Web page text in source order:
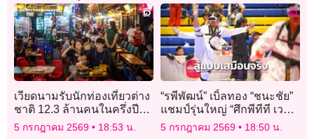
เวียดนามรับนักท่องเที่ยวต่าง
ชาติ 12.3 ล้านคนในครึ่งปี
แรก เอเชียนำตลาด
5 กรกฎาคม 2569 18:53 น.
“รพีพัฒน์” เบิ้ลทอง “ชนะชัย”
แชมป์รุ่นใหญ่ “ศึกพีทีที เวอร์
ชวล เทควันโด” ชิงแชมป์
ประเทศไทยครั้งแรก
5 กรกฎาคม 2569 18:50 น.